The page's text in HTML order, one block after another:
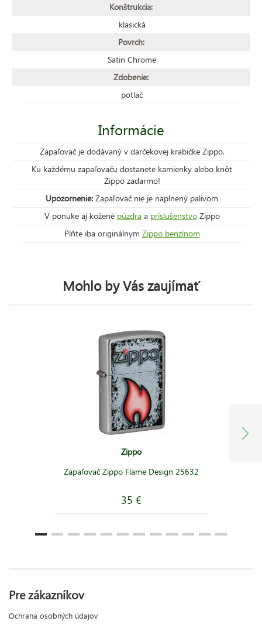
Konštrukcia:
klasická
Povrch:
Satin Chrome
Zdobenie:
potlač
Informácie
Zapaľovač je dodávaný v darčekovej krabičke Zippo.
Ku každému zapaľovaču dostanete kamienky alebo knôt
Zippo zadarmo!
Upozornenie: Zapaľovač nie je naplnený palivom
V ponuke aj kožené púzdraa príslušenstvoZippo
Plňte iba originálnym Zippo benzínom
Mohlo by Vás zaujímať
Zippo
Zapaľovač Zippo Flame Design 25632
35 €
Pre zákazníkov
Ochrana osobných údajov